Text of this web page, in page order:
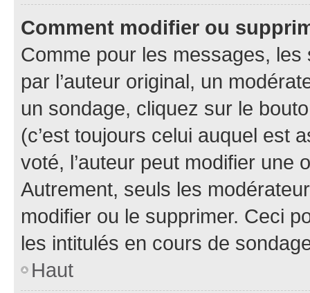
Comment modifier ou
Comme pour les messages,
par l’auteur original, un
un sondage, cliquez sur le
(c’est toujours celui auquel est
voté, l’auteur peut modifier une
Autrement, seuls les
modifier ou le supprimer. Ceci
les intitulés en cours de
Haut